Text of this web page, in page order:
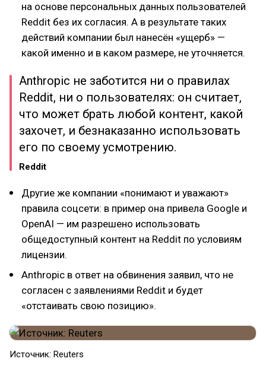
на основе персональных данных пользователей
Reddit без их согласия. А в результате таких
действий компании был нанесён «ущерб» —
какой именно и в каком размере, не уточняется.
Anthropic не заботится ни о правилах
Reddit, ни о пользователях: он считает,
что может брать любой контент, какой
захочет, и безнаказанно использовать
его по своему усмотрению.
Reddit
Другие же компании «понимают и уважают»
правила соцсети: в пример она привела Google и
OpenAI — им разрешено использовать
общедоступный контент на Reddit по условиям
лицензии.
Anthropic в ответ на обвинения заявил, что не
согласен с заявлениями Reddit и будет
«отстаивать свою позицию».
Источник: Reuters